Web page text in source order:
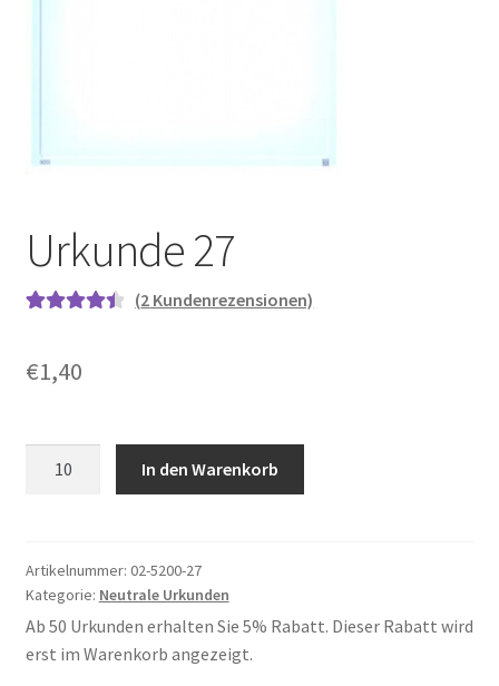
Urkunde 27
von 5,
Kundenbew
(2 Kundenrezensionen)
€1,40
In den Warenkorb
Artikelnummer: 02-5200-27
Kategorie: Neutrale Urkunden
Ab 50 Urkunden erhalten Sie 5% Rabatt. Dieser Rabatt wird
erst im Warenkorb angezeigt.